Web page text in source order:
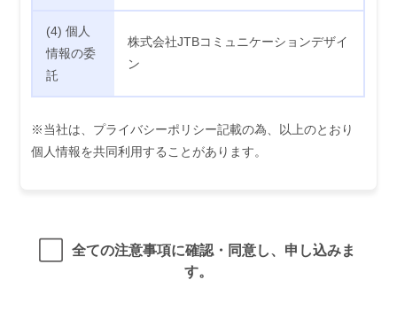
(4) 個人
情報の委
託
株式会社JTBコミュニケーションデザイ
ン
※当社は、プライバシーポリシー記載の為、以上のとおり
個人情報を共同利用することがあります。
全ての注意事項に確認・同意し、申し込みま
す。